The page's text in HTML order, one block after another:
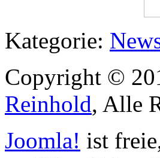
Kategorie:
Copyright ©
Reinhold, Alle
Joomla! ist